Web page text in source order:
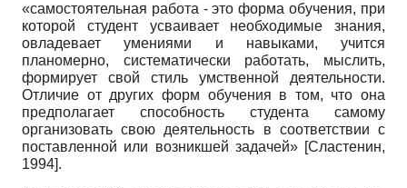
«самостоятельная работа - это форма обучения, при
которой студент усваивает необходимые знания,
овладевает умениями и навыками, учится
планомерно, систематически работать, мыслить,
формирует свой стиль умственной деятельности.
Отличие от других форм обучения в том, что она
предполагает способность студента самому
организовать свою деятельность в соответствии с
поставленной или возникшей задачей» [Сластенин,
1994].